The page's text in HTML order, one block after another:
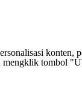
konten,
mengklik tombol